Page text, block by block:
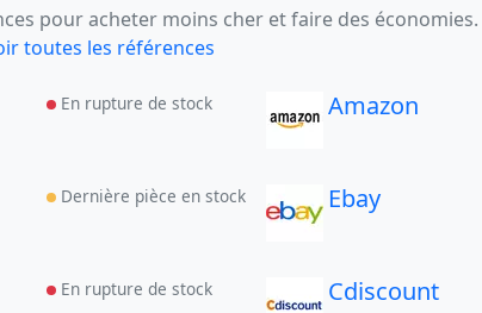
pour acheter moins cher et faire des économies.
toutes les références
En rupture de stock Amazon
Dernière pièce en stock Ebay
En rupture de stock Cdiscount